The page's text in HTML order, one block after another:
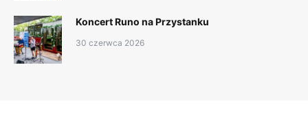
Koncert Runo na Przystanku
30 czerwca 2026